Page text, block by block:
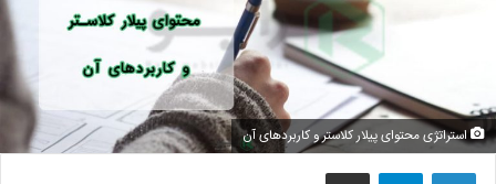
استراتژی محتوای پیلار کلاستر و کاربردهای آن
لینکداین